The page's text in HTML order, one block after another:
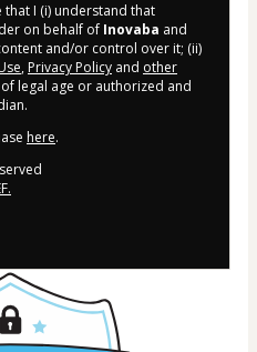
that I (i) understand that
on behalf of Inovaba and
and/or control over it; (ii)
, Privacy Policy and other
legal age or authorized and
here.